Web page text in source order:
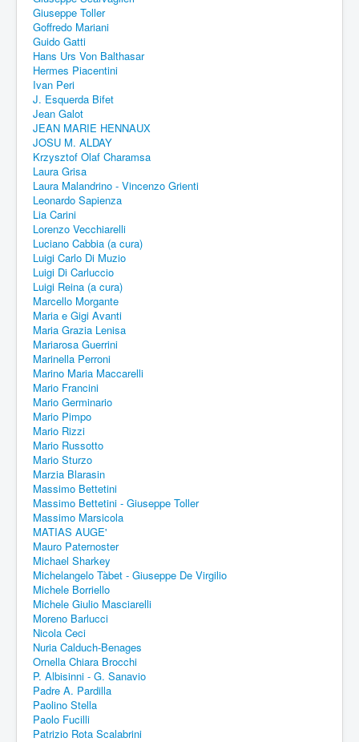
Giuseppe Toller
Goffredo Mariani
Guido Gatti
Hans Urs Von Balthasar
Hermes Piacentini
Ivan Peri
J. Esquerda Bifet
Jean Galot
JEAN MARIE HENNAUX
JOSU M. ALDAY
Krzysztof Olaf Charamsa
Laura Grisa
Laura Malandrino - Vincenzo Grienti
Leonardo Sapienza
Lia Carini
Lorenzo Vecchiarelli
Luciano Cabbia (a cura)
Luigi Carlo Di Muzio
Luigi Di Carluccio
Luigi Reina (a cura)
Marcello Morgante
Maria e Gigi Avanti
Maria Grazia Lenisa
Mariarosa Guerrini
Marinella Perroni
Marino Maria Maccarelli
Mario Francini
Mario Germinario
Mario Pimpo
Mario Rizzi
Mario Russotto
Mario Sturzo
Marzia Blarasin
Massimo Bettetini
Massimo Bettetini - Giuseppe Toller
Massimo Marsicola
MATIAS AUGE'
Mauro Paternoster
Michael Sharkey
Michelangelo Tàbet - Giuseppe De Virgilio
Michele Borriello
Michele Giulio Masciarelli
Moreno Barlucci
Nicola Ceci
Nuria Calduch-Benages
Ornella Chiara Brocchi
P. Albisinni - G. Sanavio
Padre A. Pardilla
Paolino Stella
Paolo Fucilli
Patrizio Rota Scalabrini